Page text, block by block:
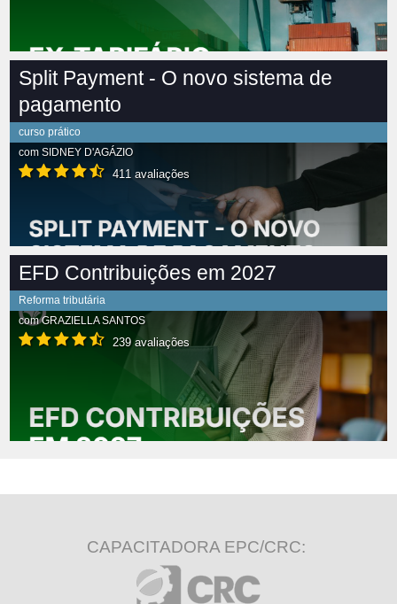
Split Payment - O novo sistema de
pagamento
curso prático
com SIDNEY D'AGÁZIO
411 avaliações
EFD Contribuições em 2027
Reforma tributária
comGRAZIELLA SANTOS
239 avaliações
CAPACITADORA EPC/CRC: